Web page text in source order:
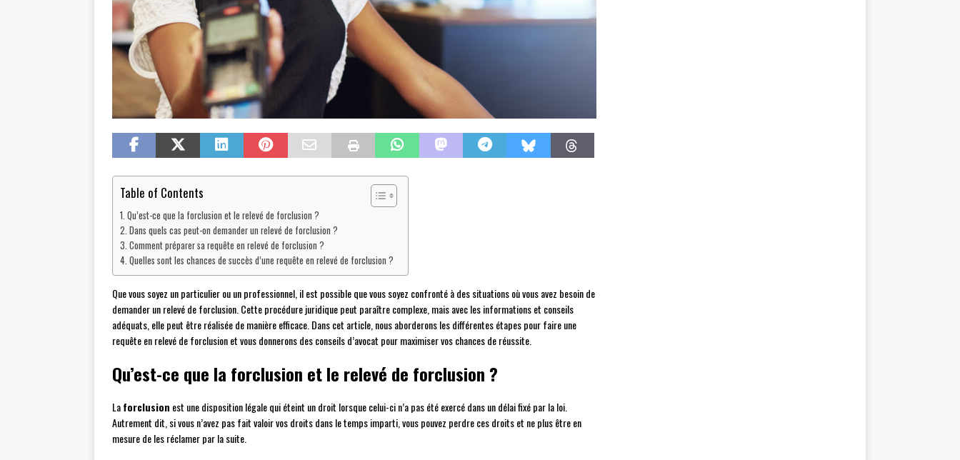
Table of Contents
Qu’est-ce que la forclusion et le relevé de forclusion ?
Dans quels cas peut-on demander un relevé de forclusion ?
Comment préparer sa requête en relevé de forclusion ?
Quelles sont les chances de succès d’une requête en relevé de forclusion ?
Que vous soyez un particulier ou un professionnel, il est possible que vous soyez confronté à des situations où vous avez besoin de
demander un relevé de forclusion. Cette procédure juridique peut paraître complexe, mais avec les informations et conseils
adéquats, elle peut être réalisée de manière efficace. Dans cet article, nous aborderons les différentes étapes pour faire une
requête en relevé de forclusion et vous donnerons des conseils d’avocat pour maximiser vos chances de réussite.
Qu’est-ce que la forclusion et le relevé de forclusion ?
Laforclusion est une disposition légale qui éteint un droit lorsque celui-ci n’a pas été exercé dans un délai fixé par la loi.
Autrement dit, si vous n’avez pas fait valoir vos droits dans le temps imparti, vous pouvez perdre ces droits et ne plus être en
mesure de les réclamer par la suite.